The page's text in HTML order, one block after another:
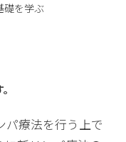
礎を学ぶ
パ療法を行う上で